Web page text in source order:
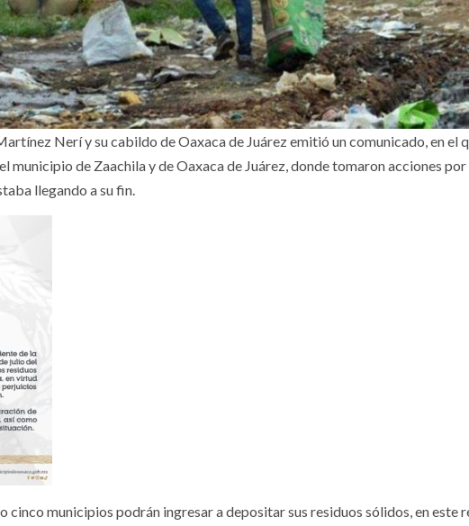
Nerí y su cabildo de Oaxaca de Juárez emitió un comunicado, en el
municipio de Zaachila y de Oaxaca de Juárez, donde tomaron acciones
llegando a su fin.
cinco municipios podrán ingresar a depositar sus residuos sólidos, en este